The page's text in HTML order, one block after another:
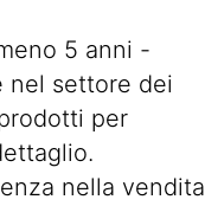
5 anni -
nel settore dei
per
nella vendita